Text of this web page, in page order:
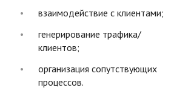
взаимодействие с клиентами;
генерирование трафика/
клиентов;
организация сопутствующих
процессов.